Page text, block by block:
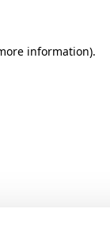
information).